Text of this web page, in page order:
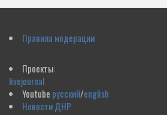
Правила модерации
Проекты:
livejournal
Youtube русский/english
Новости ДНР